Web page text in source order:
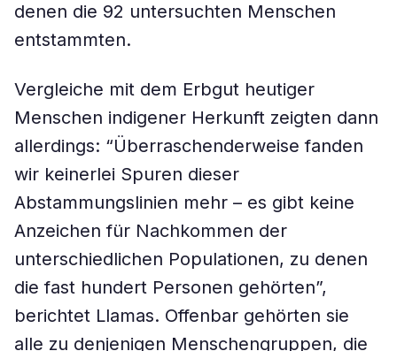
denen die 92 untersuchten Menschen
entstammten.
Vergleiche mit dem Erbgut heutiger
Menschen indigener Herkunft zeigten dann
allerdings: “Überraschenderweise fanden
wir keinerlei Spuren dieser
Abstammungslinien mehr – es gibt keine
Anzeichen für Nachkommen der
unterschiedlichen Populationen, zu denen
die fast hundert Personen gehörten”,
berichtet Llamas. Offenbar gehörten sie
alle zu denjenigen Menschengruppen, die